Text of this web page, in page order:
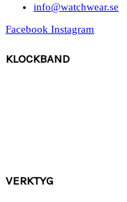
info@watchwear.se
Facebook Instagram
KLOCKBAND
VERKTYG